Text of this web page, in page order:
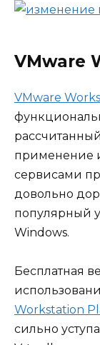
VMware
VMware
применение
сервисами
довольно
популярный
Windows.
Бесплатная
Workstation
сильно